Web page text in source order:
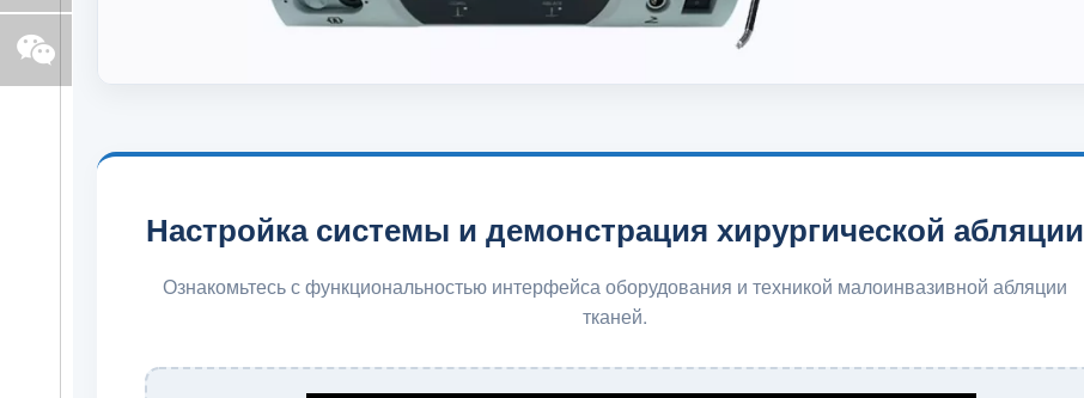
Настройка системы и демонстрация хирургической абляции
Ознакомьтесь с функциональностью интерфейса оборудования и техникой малоинвазивной абляции
тканей.